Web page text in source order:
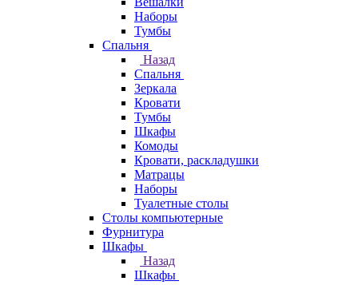
Наборы
Тумбы
Спальня
Назад
Спальня
Зеркала
Кровати
Тумбы
Шкафы
Комоды
Кровати, раскладушки
Матрацы
Наборы
Туалетные столы
Столы компьютерные
Фурнитура
Шкафы
Назад
Шкафы